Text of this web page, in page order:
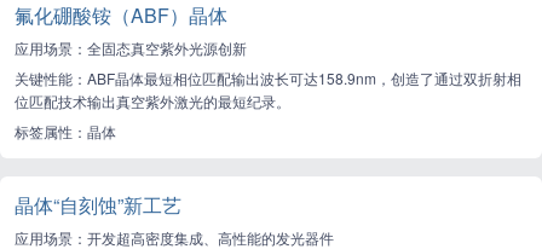
氟化硼酸铵（ABF）晶体
应用场景：全固态真空紫外光源创新
关键性能：ABF晶体最短相位匹配输出波长可达158.9nm，创造了通过双折射相
位匹配技术输出真空紫外激光的最短纪录。
标签属性：晶体
晶体“自刻蚀”新工艺
应用场景：开发超高密度集成、高性能的发光器件